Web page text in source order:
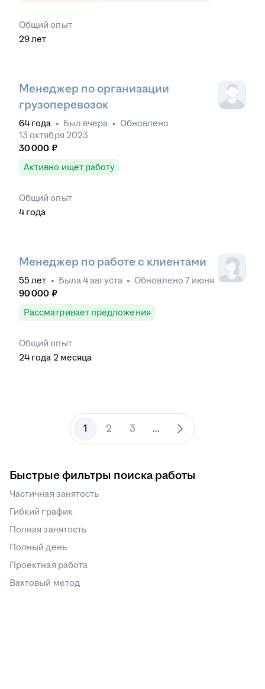
Общий опыт
29лет
Менеджер по организации
грузоперевозок
64 года • Был вчера • Обновлено
13 октября 2023
30 000 ₽
Активно ищет работу
Общий опыт
4 года
Менеджер по работе с клиентами
55 лет • Была4 августа • Обновлено 7 июня
90 000 ₽
Рассматривает предложения
Общий опыт
24 года 2 месяца
1 2 3 ...
Быстрые фильтры поиска работы
Частичная занятость
Гибкий график
Полная занятость
Полный день
Проектная работа
Вахтовый метод